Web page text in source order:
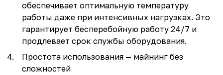
обеспечивает оптимальную температуру
работы даже при интенсивных нагрузках. Это
гарантирует бесперебойную работу 24/7 и
продлевает срок службы оборудования.
Простота использования — майнинг без
сложностей